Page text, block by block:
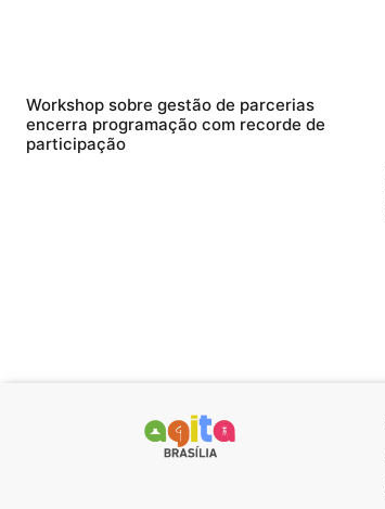
Workshop sobre gestão de parcerias
encerra programação com recorde de
participação